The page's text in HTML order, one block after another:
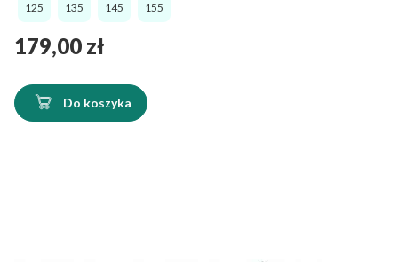
125 135 145 155
Cena
179,00 zł
Do koszyka